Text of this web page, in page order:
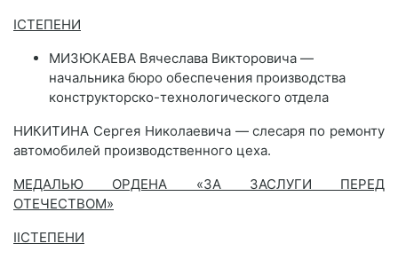
IСТЕПЕНИ
МИЗЮКАЕВА Вячеслава Викторовича —
начальника бюро обеспечения производства
конструкторско-технологического отдела
НИКИТИНА Сергея Николаевича — слесаря по ремонту
автомобилей производственного цеха.
МЕДАЛЬЮ ОРДЕНА «ЗА ЗАСЛУГИ ПЕРЕД
ОТЕЧЕСТВОМ»
IIСТЕПЕНИ